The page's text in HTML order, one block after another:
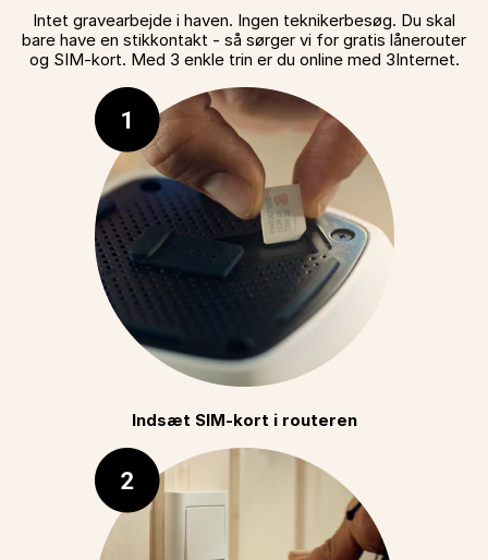
Intet gravearbejde i haven. Ingen teknikerbesøg. Du skal
bare have en stikkontakt - så sørger vi for gratis lånerouter
og SIM-kort. Med 3 enkle trin er du online med 3Internet.
Indsæt SIM-kort i routeren